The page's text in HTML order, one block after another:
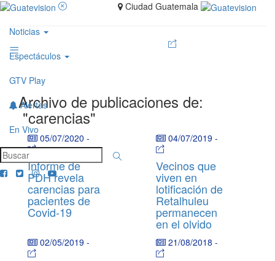
Noticias
Espectáculos
GTV Play
Alertas
En Vivo
Ciudad Guatemala
Archivo de publicaciones de:
"carencias"
05/07/2020 -
Informe de
PDH revela
carencias para
pacientes de
Covid-19
04/07/2019 -
Vecinos que
viven en
lotificación de
Retalhuleu
permanecen
en el olvido
02/05/2019 - 21/08/2018 -